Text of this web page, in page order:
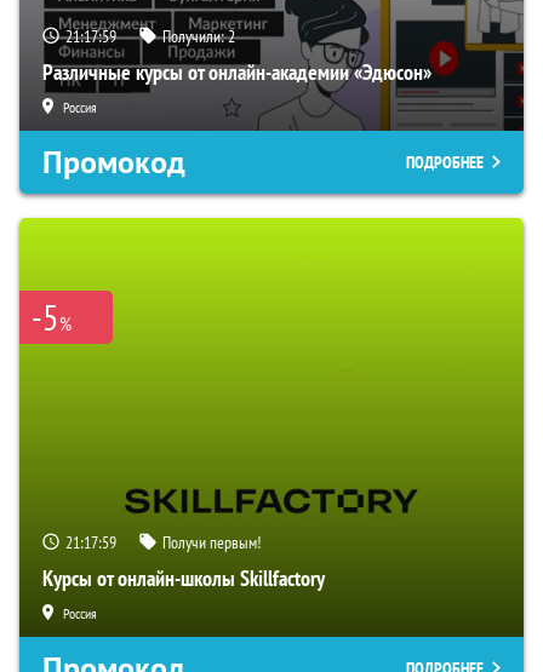
21:17:58 Получили:2
Различные курсы от онлайн-академии «Эдюсон»
Россия
Промокод ПОДРОБНЕЕ
-5%
21:17:58 Получи первым!
Курсы от онлайн-школы Skillfactory
Россия